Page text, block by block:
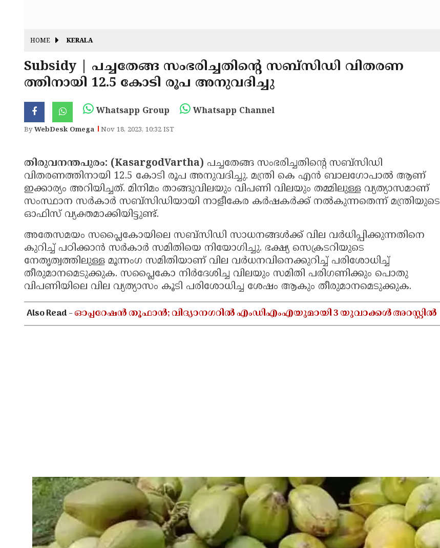
HOME KERALA
Subsidy | പച്ചതേങ്ങ സംഭരിച്ചതിന്റെ സബ്സിഡി വിതരണ
ത്തിനായി 12.5 കോടി രൂപ അനുവദിച്ചു
Whatsapp Group Whatsapp Channel
ByWebDesk Omega Nov 18, 2023, 10:32 IST
തിരുവനന്തപുരം: (KasargodVartha) പച്ചതേങ്ങ സംഭരിച്ചതിന്റെ സബ്സിഡി
വിതരണത്തിനായി 12.5 കോടി രൂപ അനുവദിച്ചു. മന്ത്രി കെ എന്‍ ബാലഗോപാല്‍ ആണ്
ഇക്കാര്യം അറിയിച്ചത്. മിനിമം താങ്ങുവിലയും വിപണി വിലയും തമ്മിലുള്ള വ്യത്യാസമാണ്
സംസ്ഥാന സര്‍കാര്‍ സബ്സിഡിയായി നാളീകേര കര്‍ഷകര്‍ക്ക് നല്‍കുന്നതെന്ന് മന്ത്രിയുടെ
ഓഫിസ് വ്യക്തമാക്കിയിട്ടുണ്ട്.
അതേസമയം സപ്ലൈകോയിലെ സബ്‌സിഡി സാധനങ്ങള്‍ക്ക് വില വര്‍ധിപ്പിക്കുന്നതിനെ
കുറിച്ച് പഠിക്കാന്‍ സര്‍കാര്‍ സമിതിയെ നിയോഗിച്ചു. ഭക്ഷ്യ സെക്രടറിയുടെ
നേതൃത്വത്തിലുള്ള മൂന്നംഗ സമിതിയാണ് വില വര്‍ധനവിനെക്കുറിച്ച് പരിശോധിച്ച്
തീരുമാനമെടുക്കുക. സപ്ലൈകോ നിര്‍ദേശിച്ച വിലയും സമിതി പരിഗണിക്കും പൊതു
വിപണിയിലെ വില വ്യത്യാസം കൂടി പരിശോധിച്ച ശേഷം ആകും തീരുമാനമെടുക്കുക.
Also Read -ഓപ്പറേഷൻ തൂഫാൻ; വിദ്യാനഗറിൽ എംഡിഎംഎയുമായി 3 യുവാക്കൾ അറസ്റ്റിൽ